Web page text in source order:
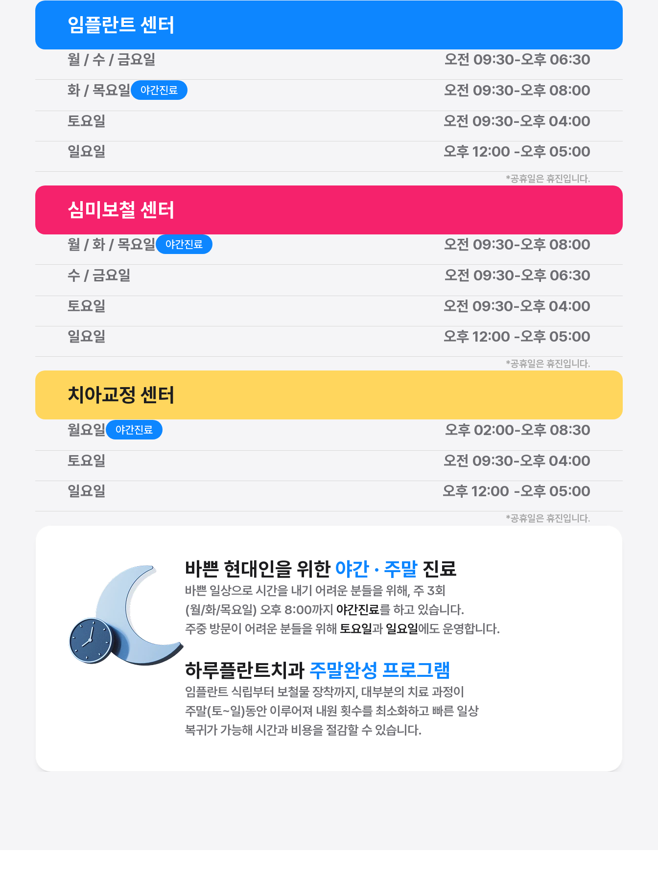
임플란트 센터
월 / 수 / 금요일 오전 09:30-오후 06:30
화 / 목요일
야간진료 오전 09:30-오후 08:00
토요일
오전 09:30-오후 04:00
일요일
오후 12:00 -오후 05:00
*공휴일은 휴진입니다.
심미보철 센터
월 / 화 / 목요일 야간진료 오전 09:30-오후 08:00
수 / 금요일
오전 09:30-오후 06:30
토요일
오전 09:30-오후 04:00
일요일
오후 12:00 -오후 05:00
*공휴일은 휴진입니다.
치아교정 센터
월요일 야간진료 오후 02:00-오후 08:30
토요일
오전 09:30-오후 04:00
일요일
오후 12:00 -오후 05:00
*공휴일은 휴진입니다.
바쁜 현대인을 위한 야간 · 주말 진료
바쁜 일상으로 시간을 내기 어려운 분들을 위해, 주 3회
(월/화/목요일) 오후 8:00까지 야간진료를 하고 있습니다.
주중 방문이 어려운 분들을 위해 토요일과 일요일에도 운영합니다.
하루플란트치과 주말완성 프로그램
임플란트 식립부터 보철물 장착까지, 대부분의 치료 과정이
주말(토~일)동안 이루어져 내원 횟수를 최소화하고 빠른 일상
복귀가 가능해 시간과 비용을 절감할 수 있습니다.